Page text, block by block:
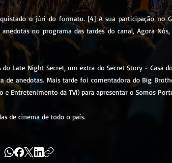
o júri do formato. [4] A sua participação no
no programa das tardes do canal, Agora
Late Night Secret, um extra do Secret Story - Casa
de anedotas. Mais tarde foi comentadora do Big
Entretenimento da TVI) para apresentar o Somos
de cinema de todo o país.